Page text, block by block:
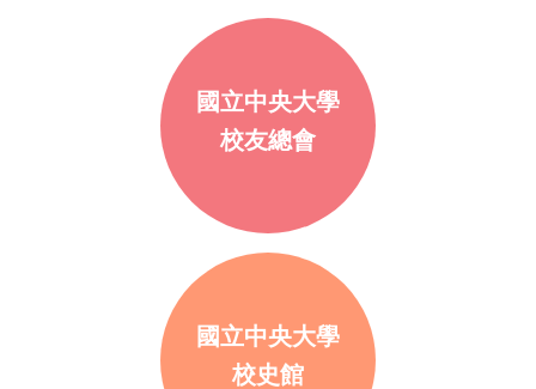
國立中央大學
校友總會
國立中央大學
校史館